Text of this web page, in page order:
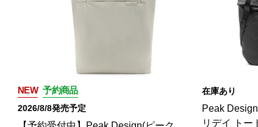
NEW 予約商品
2026/8/8発売予定
在庫あり
Peak
リデイ トー